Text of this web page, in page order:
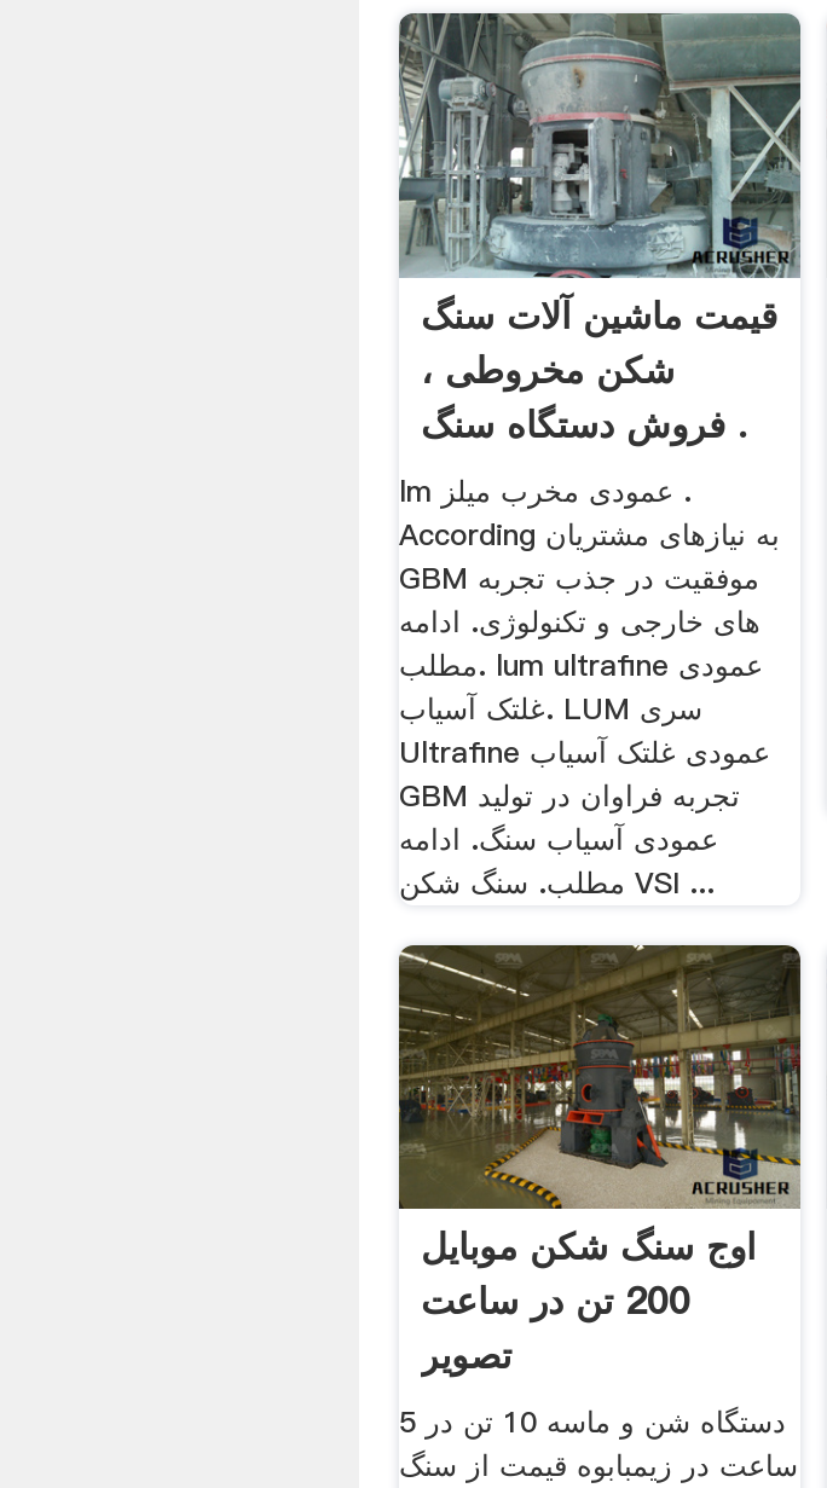
قیمت ماشین آلات سنگ
شکن مخروطی ،
فروش دستگاه سنگ .
lm عمودی مخرب میلز .
According به نیازهای مشتریان
GBM موفقیت در جذب تجربه
های خارجی و تکنولوژی. ادامه
مطلب. lum ultrafine عمودی
غلتک آسیاب. LUM سری
Ultrafine عمودی غلتک آسیاب
GBM تجربه فراوان در تولید
عمودی آسیاب سنگ. ادامه
مطلب. سنگ شکن VSI ...
اوج سنگ شکن موبایل
200 تن در ساعت
تصویر
5 دستگاه شن و ماسه 10 تن در
ساعت در زیمبابوه قیمت از سنگ